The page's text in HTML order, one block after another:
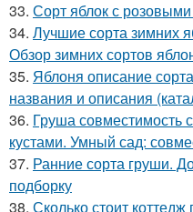
33. Сорт яблок с
34. Лучшие сорта зимних
Обзор зимних сортов
35. Яблоня описание
названия и описания
36. Груша совместимость
кустами. Умный сад:
37. Ранние сорта груши.
подборку
38. Сколько стоит